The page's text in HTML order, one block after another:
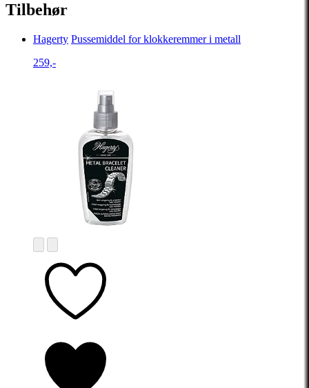
Tilbehør
Hagerty Pussemiddel for klokkeremmer i metall
259,-